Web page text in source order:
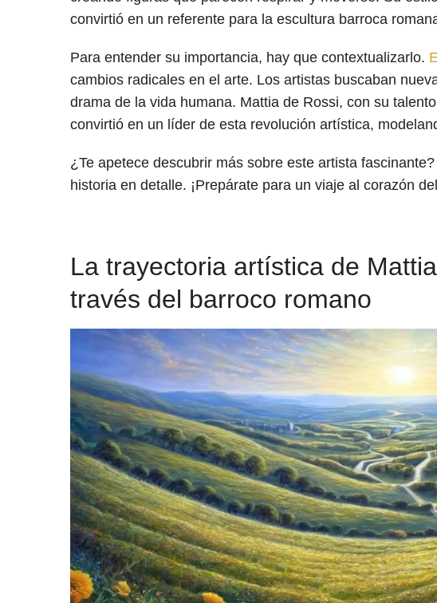
convirtió en un referente para la escultura barroca
Para entender su importancia, hay que contextualizarlo.
cambios radicales en el arte. Los artistas buscaban
drama de la vida humana. Mattia de Rossi, con su
convirtió en un líder de esta revolución artística,
¿Te apetece descubrir más sobre este artista
historia en detalle. ¡Prepárate para un viaje al corazón
La trayectoria artística de
través del barroco romano